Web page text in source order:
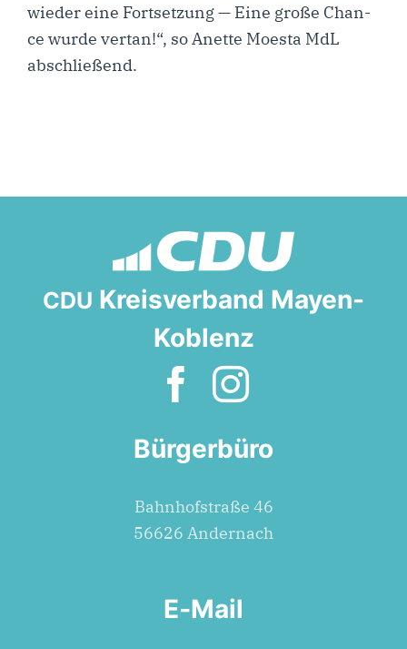
wie­der eine Fort­set­zung — Eine gro­ße Chan­
ce wur­de ver­tan!“, so Anet­te Moes­ta MdL
abschließend.
CDU Kreisverband Mayen-
Koblenz
Bürgerbüro
Bahn­hof­stra­ße 46
56626 Andernach
E‑Mail